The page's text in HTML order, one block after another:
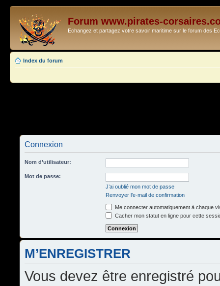
Forum www.pirates-
Echangez et partagez votre savoir maritime sur le forum des
Index du forum
Connexion
Nom d’utilisateur:
Mot de passe:
J’ai oublié mon mot de passe
Renvoyer l’e-mail de confirmation
Me connecter automatiquement à chaque
Cacher mon statut en ligne pour cette
M’ENREGISTRER
Vous devez être enregistré